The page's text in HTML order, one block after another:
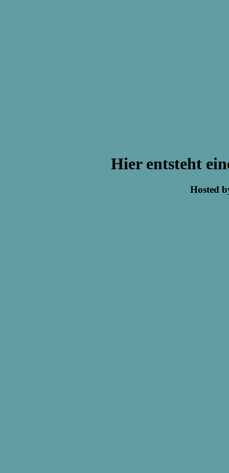
Hier entsteht
Hosted